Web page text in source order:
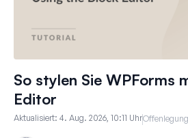
So stylen Sie WPForms
Editor
Aktualisiert: 4. Aug. 2026, 10:11 Uhr